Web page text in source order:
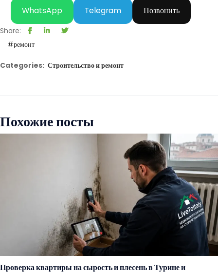
WhatsApp Telegram Позвонить
Share:
#ремонт
Categories: Строительство и ремонт
Похожие посты
Проверка квартиры на сырость и плесень в Турине и